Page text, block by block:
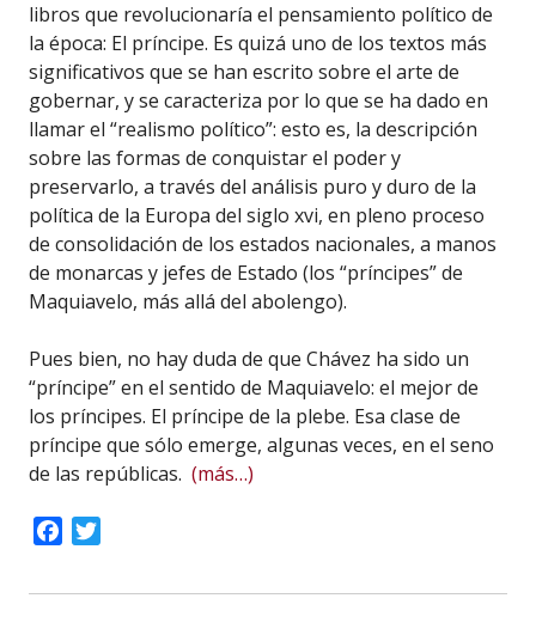
libros que revolucionaría el pensamiento político de
la época: El príncipe. Es quizá uno de los textos más
significativos que se han escrito sobre el arte de
gobernar, y se caracteriza por lo que se ha dado en
llamar el “realismo político”: esto es, la descripción
sobre las formas de conquistar el poder y
preservarlo, a través del análisis puro y duro de la
política de la Europa del siglo xvi, en pleno proceso
de consolidación de los estados nacionales, a manos
de monarcas y jefes de Estado (los “príncipes” de
Maquiavelo, más allá del abolengo).
Pues bien, no hay duda de que Chávez ha sido un
“príncipe” en el sentido de Maquiavelo: el mejor de
los príncipes. El príncipe de la plebe. Esa clase de
príncipe que sólo emerge, algunas veces, en el seno
de las repúblicas. (más…)
Facebook